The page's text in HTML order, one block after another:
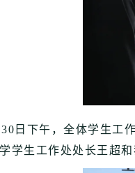
日下午，全体学生工
学生工作处处长王超